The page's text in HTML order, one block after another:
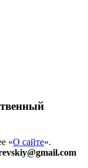
«О сайте».